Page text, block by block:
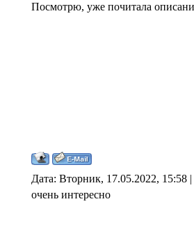
Посмотрю, уже почитала
Дата: Вторник, 17.05.2022, 15:58
очень интересно